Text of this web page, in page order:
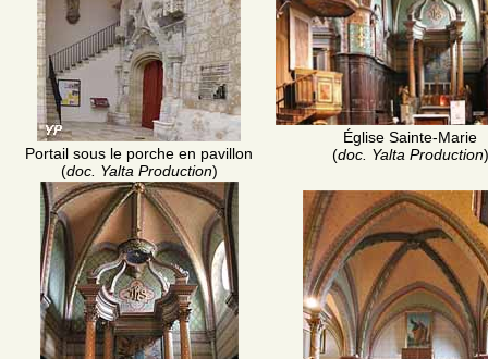
Portail sous le porche en pavillon
(doc. Yalta Production)
Église Sainte-Marie
(doc. Yalta Production)